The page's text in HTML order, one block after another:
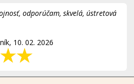
odporúčam, skvelá, ústretová
10. 02. 2026